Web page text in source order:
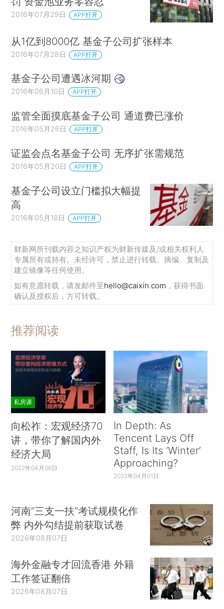
2016年07月29日 APP打开
从1亿到8000亿 基金子公司扩张样本
2016年07月28日 APP打开
基金子公司遭遇冰河期
2016年06月10日 APP打开
监管全面摸底基金子公司 通道费已涨价
2016年05月26日 APP打开
证监会点名基金子公司 无序扩张需规范
2016年05月20日 APP打开
基金子公司设立门槛拟大幅提
高
2016年05月18日 APP打开
财新网所刊载内容之知识产权为财新传媒及/或相关权利人
专属所有或持有。未经许可，禁止进行转载、摘编、复制及
建立镜像等任何使用。
如有意愿转载，请发邮件至hello@caixin.com ，获得书面
确认及授权后，方可转载。
推荐阅读
私房课
向松祚：宏观经济70
讲，带你了解国内外
经济大局
2022年04月06日
In Depth: As
Tencent Lays Off
Staff, Is Its ‘Winter’
Approaching?
2022年04月01日
河南“三支一扶”考试规模化作
弊 内外勾结提前获取试卷
2026年08月07日
海外金融专才回流香港 外籍
工作签证翻倍
2026年08月07日